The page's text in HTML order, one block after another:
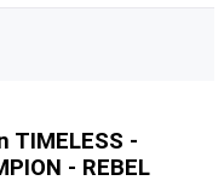
TIMELESS -
- REBEL